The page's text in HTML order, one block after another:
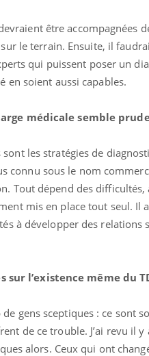
être accompagnées
le terrain. Ensuite, il
qui puissent poser un
en soient aussi capables.
médicale semble
sont les stratégies de
connu sous le nom
Tout dépend des
mis en place tout seul. Il
à développer des relations
l’existence même du
de gens sceptiques : ce sont
de ce trouble. J’ai revu il y
alors. Ceux qui ont
Youtube
d'idées reçues chez les
parfois chez les